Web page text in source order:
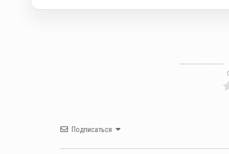
Подписаться